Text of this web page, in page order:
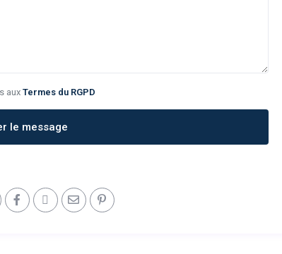
aux Termes du RGPD
le message